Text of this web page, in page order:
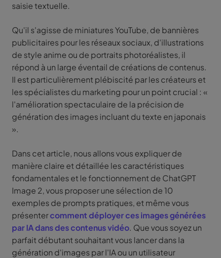
saisie textuelle.
Qu'il s'agisse de miniatures YouTube, de bannières
publicitaires pour les réseaux sociaux, d'illustrations
de style anime ou de portraits photoréalistes, il
répond à un large éventail de créations de contenus.
Il est particulièrement plébiscité par les créateurs et
les spécialistes du marketing pour un point crucial : «
l'amélioration spectaculaire de la précision de
génération des images incluant du texte en japonais
».
Dans cet article, nous allons vous expliquer de
manière claire et détaillée les caractéristiques
fondamentales et le fonctionnement de ChatGPT
Image 2, vous proposer une sélection de 10
exemples de prompts pratiques, et même vous
présentercomment déployer ces images générées
par IA dans des contenus vidéo. Que vous soyez un
parfait débutant souhaitant vous lancer dans la
génération d'images par l'IA ou un utilisateur